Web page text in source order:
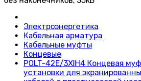
Электроэнергетика
Кабельная арматура
Кабельные муфты
Концевые
POLT-42E/3XIH4 Концевая
установки для